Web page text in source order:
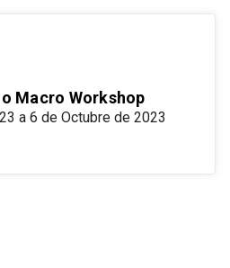
Macro Workshop
a 6 de Octubre de 2023